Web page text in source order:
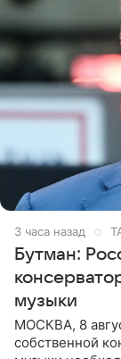
3 часа назад
Бутман:
музыки
МОСКВА, 8
собственной